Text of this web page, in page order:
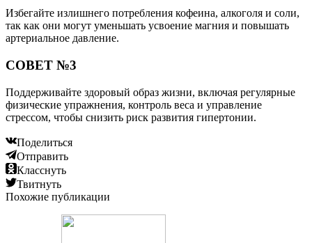
Избегайте излишнего потребления кофеина, алкоголя и соли,
так как они могут уменьшать усвоение магния и повышать
артериальное давление.
СОВЕТ №3
Поддерживайте здоровый образ жизни, включая регулярные
физические упражнения, контроль веса и управление
стрессом, чтобы снизить риск развития гипертонии.
Поделиться
Отправить
Класснуть
Твитнуть
Похожие публикации